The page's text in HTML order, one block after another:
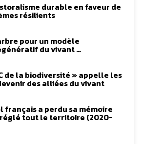
durable en faveur de
résilients
pour un modèle
du vivant …
de la biodiversité » appelle les
des alliées du vivant
français a perdu sa mémoire
tout le territoire (2020-